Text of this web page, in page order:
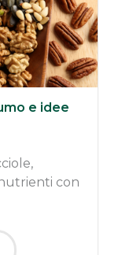
e idee
con